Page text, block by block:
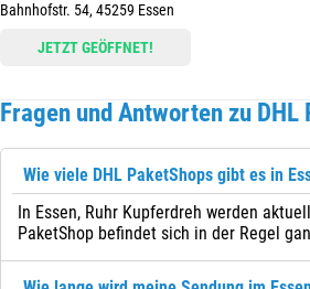
Bahnhofstr. 54, 45259 Essen
JETZT GEÖFFNET!
Fragen und Antworten zu
Wie viele DHL PaketShops gibt es in
In Essen, Ruhr Kupferdreh werden
PaketShop befindet sich in der Regel